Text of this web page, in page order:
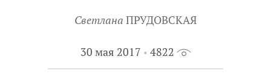
Светлана ПРУДОВСКАЯ
30 мая 2017 4822